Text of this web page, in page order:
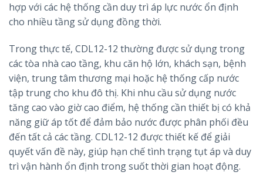
hợp với các hệ thống cần duy trì áp lực nước ổn định
cho nhiều tầng sử dụng đồng thời.
Trong thực tế, CDL12-12 thường được sử dụng trong
các tòa nhà cao tầng, khu căn hộ lớn, khách sạn, bệnh
viện, trung tâm thương mại hoặc hệ thống cấp nước
tập trung cho khu đô thị. Khi nhu cầu sử dụng nước
tăng cao vào giờ cao điểm, hệ thống cần thiết bị có khả
năng giữ áp tốt để đảm bảo nước được phân phối đều
đến tất cả các tầng. CDL12-12 được thiết kế để giải
quyết vấn đề này, giúp hạn chế tình trạng tụt áp và duy
trì vận hành ổn định trong suốt thời gian hoạt động.